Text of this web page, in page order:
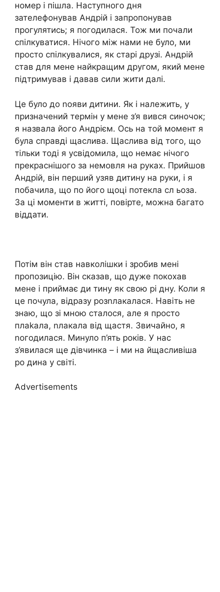
номер і пішла. Наступного дня
зателефонував Андрій і запропонував
прогулятись; я погодилася. Тож ми почали
спілкуватися. Нічого між нами не було, ми
просто спілкувалися, як старі друзі. Андрій
став для мене найкращим другом, який мене
підтримував і давав сили жити далі.
Це було до nояви дитини. Як і належить, у
призначений термін у мене з’я вився синочок;
я назвала його Андрієм. Ось на той момент я
була справді щаслива. Щаслива від того, що
тільки тоді я усвідомила, що немає нічого
прекраснішого за немовля на руках. Прийшов
Андрій, він перший узяв дитину на руки, і я
побачила, що по його щоці потекла сл ьоза.
За ці моменти в житті, повірте, можна багато
віддати.
Потім він став навколішки і зробив мені
пропозицію. Він сказав, що дуже покохав
мене і приймає ди тину як свою рі дну. Коли я
це почула, відразу розnлакалася. Навіть не
знаю, що зі мною сталося, але я просто
плаkала, nлакала від щастя. Звичайно, я
nогодилася. Минуло п’ять років. У нас
з’явилася ще дівчинка – і ми на йщасливіша
ро дина у світі.
Advertisements